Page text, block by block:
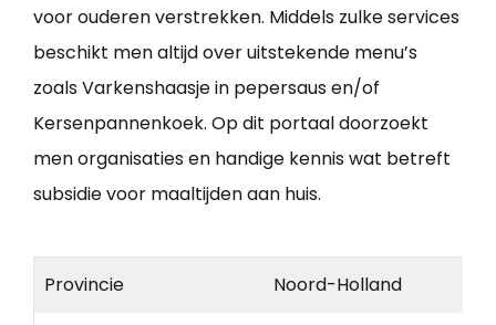
voor ouderen verstrekken. Middels zulke services
beschikt men altijd over uitstekende menu’s
zoals Varkenshaasje in pepersaus en/of
Kersenpannenkoek. Op dit portaal doorzoekt
men organisaties en handige kennis wat betreft
subsidie voor maaltijden aan huis.
Provincie Noord-Holland